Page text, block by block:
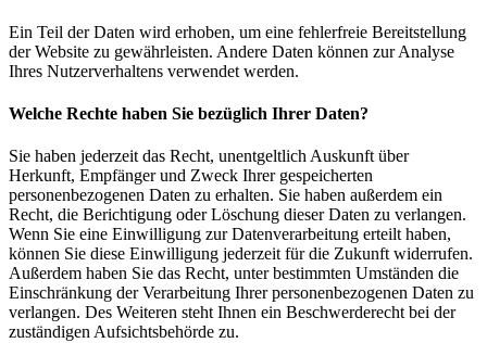
Ein Teil der Daten wird erhoben, um eine fehlerfreie Bereitstellung
der Website zu gewährleisten. Andere Daten können zur Analyse
Ihres Nutzerverhaltens verwendet werden.
Welche Rechte haben Sie bezüglich Ihrer Daten?
Sie haben jederzeit das Recht, unentgeltlich Auskunft über
Herkunft, Empfänger und Zweck Ihrer gespeicherten
personenbezogenen Daten zu erhalten. Sie haben außerdem ein
Recht, die Berichtigung oder Löschung dieser Daten zu verlangen.
Wenn Sie eine Einwilligung zur Datenverarbeitung erteilt haben,
können Sie diese Einwilligung jederzeit für die Zukunft widerrufen.
Außerdem haben Sie das Recht, unter bestimmten Umständen die
Einschränkung der Verarbeitung Ihrer personenbezogenen Daten zu
verlangen. Des Weiteren steht Ihnen ein Beschwerderecht bei der
zuständigen Aufsichtsbehörde zu.